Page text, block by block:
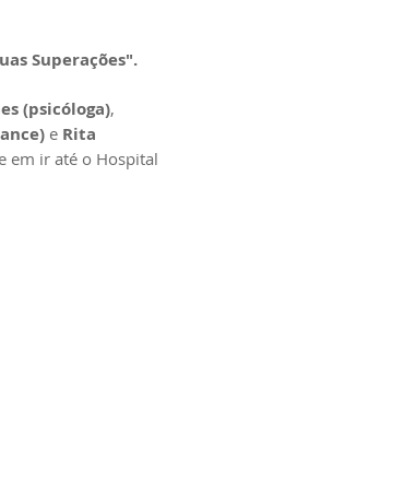
Superações".
(psicóloga),
e Rita
em ir até o Hospital